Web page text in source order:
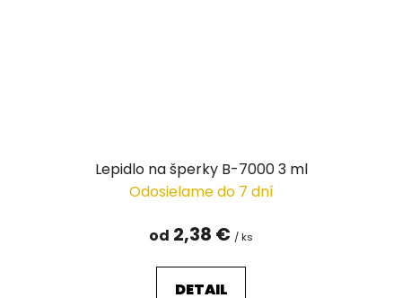
Lepidlo na šperky B-7000 3 ml
Odosielame do 7 dní
od 2,38 € / ks
DETAIL